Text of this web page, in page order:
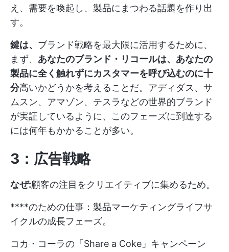
え、需要を喚起し、製品にまつわる話題を作り出
す。
鍵は、 ブランド戦略を最大限に活用するために、
まず、 あなたのブランド・リコールは、あなたの
製品に全く触れずにカスタマーを呼び込むのに十
分高いかどうかを考えることだ。アディダス、サ
ムスン、アマゾン、テスラなどの世界的ブランド
が実証しているように、このフェーズに到達する
には何年もかかることが多い。
3：広告戦略
なぜ:顧客の注目をクリエイティブに集めるため。
****のための仕事：製品マーケティングライフサ
イクルの成長フェーズ。
コカ・コーラの「Share a Coke」キャンペーン